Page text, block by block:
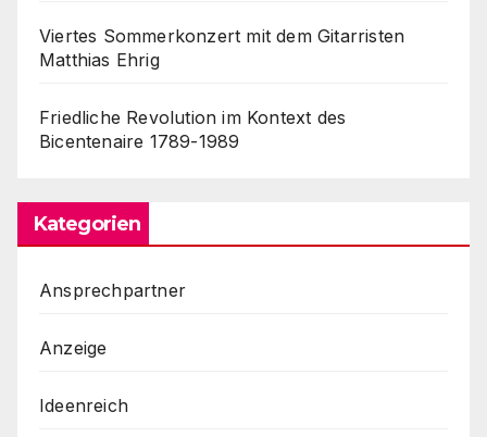
Viertes Sommerkonzert mit dem Gitarristen
Matthias Ehrig
Friedliche Revolution im Kontext des
Bicentenaire 1789-1989
Kategorien
Ansprechpartner
Anzeige
Ideenreich